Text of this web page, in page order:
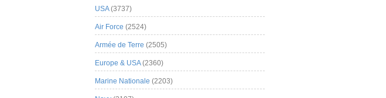
USA(3737)
Air Force (2524)
Armée de Terre (2505)
Europe & USA(2360)
Marine Nationale (2203)